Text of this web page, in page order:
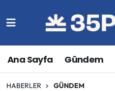
Ana Sayfa Gündem
HABERLER GÜNDEM